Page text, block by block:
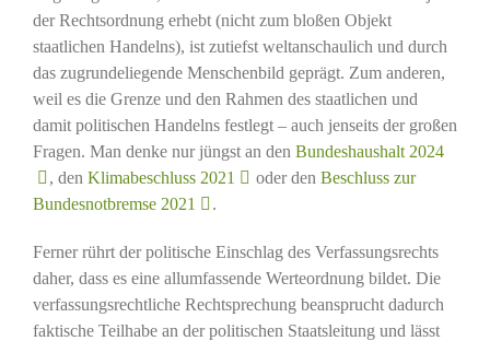
der Rechtsordnung erhebt (nicht zum bloßen Objekt
staatlichen Handelns), ist zutiefst weltanschaulich und durch
das zugrundeliegende Menschenbild geprägt. Zum anderen,
weil es die Grenze und den Rahmen des staatlichen und
damit politischen Handelns festlegt – auch jenseits der großen
Fragen. Man denke nur jüngst an den Bundeshaushalt 2024
, den Klimabeschluss 2021 oder den Beschluss zur
Bundesnotbremse 2021
.
Ferner rührt der politische Einschlag des Verfassungsrechts
daher, dass es eine allumfassende Werteordnung bildet. Die
verfassungsrechtliche Rechtsprechung beansprucht dadurch
faktische Teilhabe an der politischen Staatsleitung und lässt